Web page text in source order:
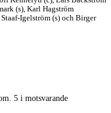
(s), Karl Hagström
Igelström (s) och Birger
5 i motsvarande